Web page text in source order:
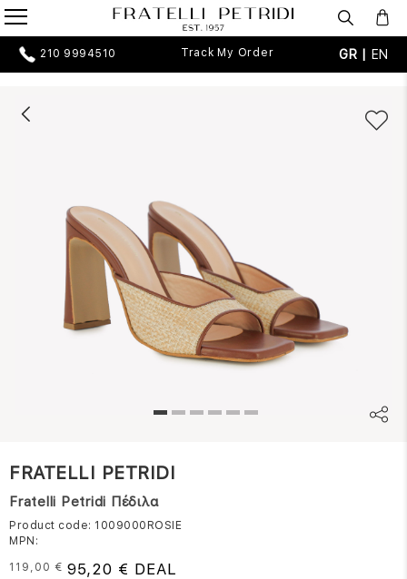
210 9994510 Track My Order GR | EN
FRATELLI PETRIDI
Fratelli Petridi Πέδιλα
Product code: 1009000ROSIE
MPN:
119,00 € 95,20 € DEAL